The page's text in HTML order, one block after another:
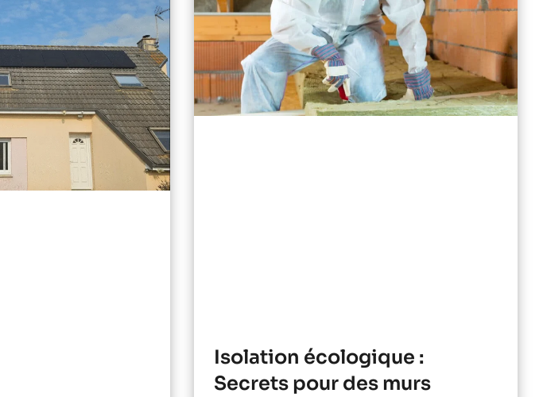
Isolation écologique :
Secrets pour des murs